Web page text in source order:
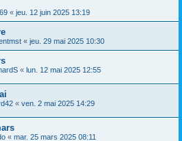
« jeu. 12 juin 2025 13:19
« jeu. 29 mai 2025 10:30
« lun. 12 mai 2025 12:55
« ven. 2 mai 2025 14:29
« mar. 25 mars 2025 08:11